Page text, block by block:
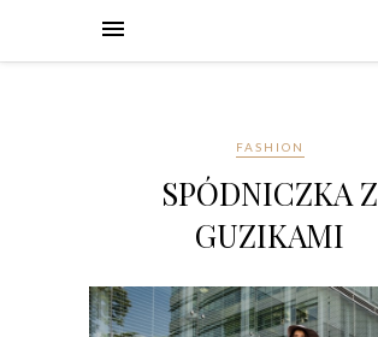
FASHION
SPÓDNICZKA Z
GUZIKAMI